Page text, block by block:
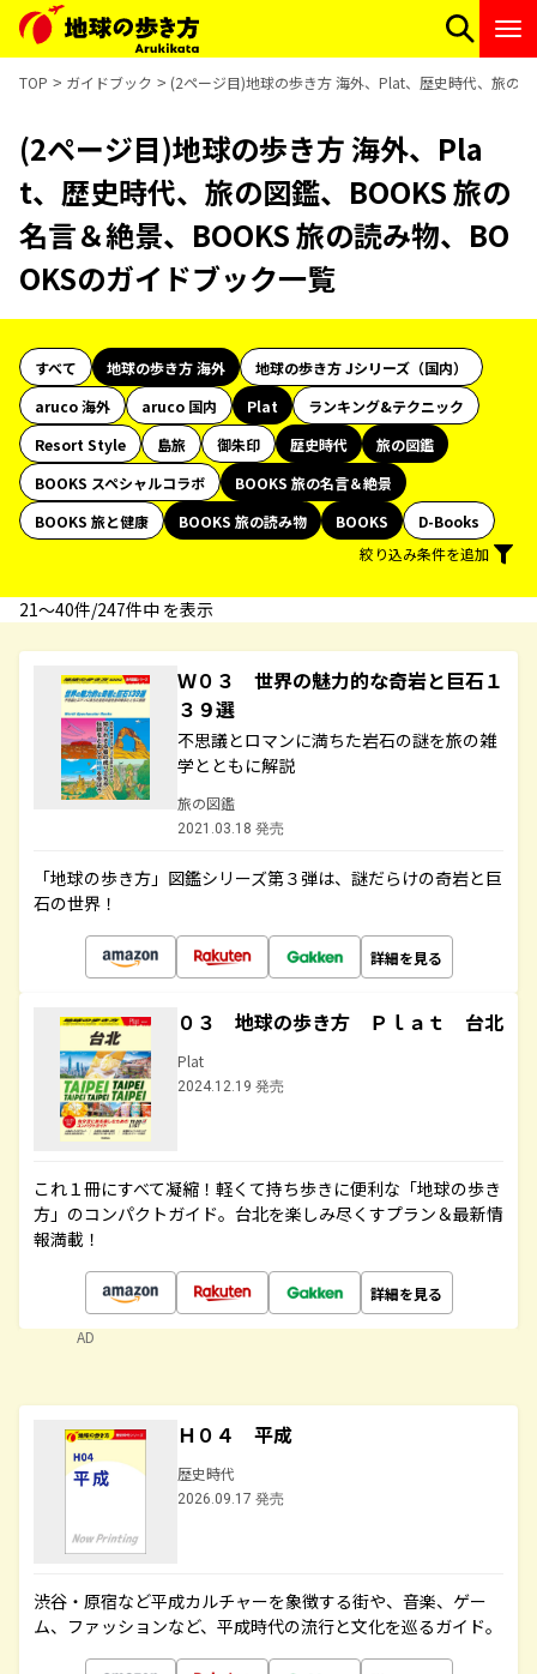
TOP ガイドブック (2ページ目)地球の歩き方 海外、Plat、歴史時代、旅の
(2ページ目)地球の歩き方 海外、Pla
t、歴史時代、旅の図鑑、BOOKS 旅の
名言＆絶景、BOOKS 旅の読み物、BO
OKSのガイドブック一覧
すべて 地球の歩き方 海外
地球の歩き方 Jシリーズ（国内）
aruco 海外
aruco 国内 Plat
ランキング&テクニック
Resort Style
島旅 御朱印 歴史時代
旅の図鑑
BOOKS スペシャルコラボ
BOOKS 旅の名言＆絶景
BOOKS 旅と健康
BOOKS 旅の読み物 BOOKS
D-Books
絞り込み条件を追加
21〜40件/247件中 を表示
Ｗ０３ 世界の魅力的な奇岩と巨石１
３９選
不思議とロマンに満ちた岩石の謎を旅の雑
学とともに解説
旅の図鑑
2021.03.18 発売
「地球の歩き方」図鑑シリーズ第３弾は、謎だらけの奇岩と巨
石の世界！
詳細を見る
０３ 地球の歩き方 Ｐｌａｔ 台北
Plat
2024.12.19 発売
これ１冊にすべて凝縮！軽くて持ち歩きに便利な「地球の歩き
方」のコンパクトガイド。台北を楽しみ尽くすプラン＆最新情
報満載！
詳細を見る
AD
Ｈ０４ 平成
歴史時代
2026.09.17 発売
渋谷・原宿など平成カルチャーを象徴する街や、音楽、ゲー
ム、ファッションなど、平成時代の流行と文化を巡るガイド。